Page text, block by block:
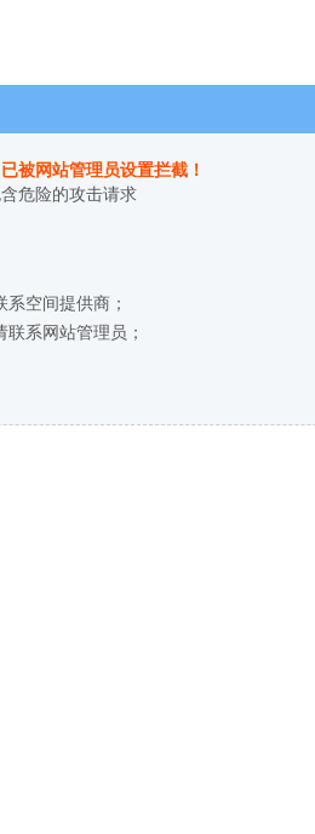
被网站管理员设置拦截！
危险的攻击请求
空间提供商；
系网站管理员；